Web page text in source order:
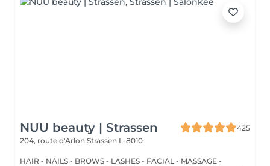
NUU beauty | Strassen
425
204, route d'Arlon Strassen L-8010
HAIR - NAILS - BROWS - LASHES - FACIAL - MASSAGE -